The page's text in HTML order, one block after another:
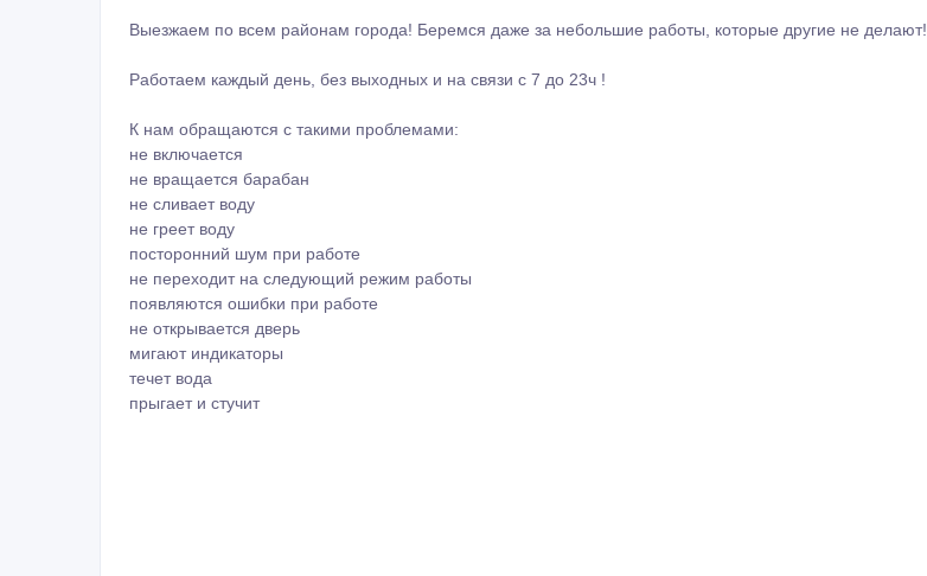
Выезжаем по всем районам города! Беремся даже за небольшие работы, которые другие не делают!
Работаем каждый день, без выходных и на связи с 7 до 23ч !
К нам обращаются с такими проблемами:
не включается
не вращается барабан
не сливает воду
не греет воду
посторонний шум при работе
не переходит на следующий режим работы
появляются ошибки при работе
не открывается дверь
мигают индикаторы
течет вода
прыгает и стучит